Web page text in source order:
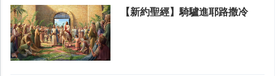
【新約聖經】騎驢進耶路撒冷